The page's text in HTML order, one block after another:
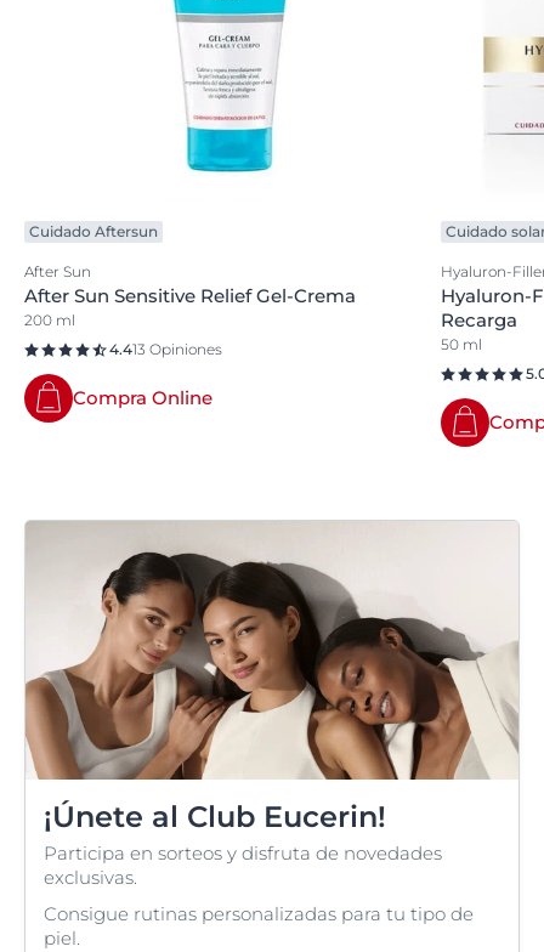
Cuidado Aftersun
After Sun
After Sun Sensitive Relief Gel-Crema
200 ml
4.413 Opiniones
Compra Online
Cuidado
Hyaluron-
Hyaluron-
Recarga
50 ml
¡Únete al Club Eucerin!
Participa en sorteos y disfruta de novedades
exclusivas.
Consigue rutinas personalizadas para tu tipo de
piel.